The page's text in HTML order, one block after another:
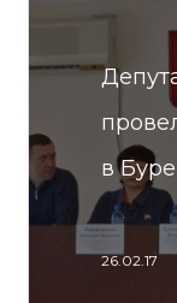
в
26.02.17